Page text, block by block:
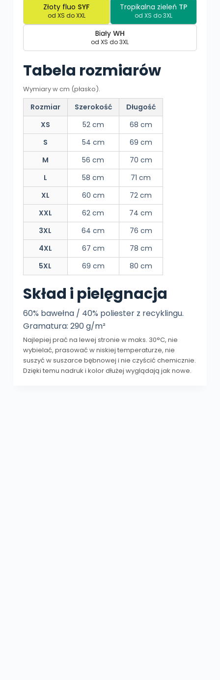
Złoty fluo SYF
od XS do XXL
Tropikalna zieleń TP
od XS do 3XL
Biały WH
od XS do 3XL
Tabela rozmiarów
Wymiary w cm (płasko).
Rozmiar Szerokość
Długość
XS
52 cm
68 cm
S
54 cm
69 cm
M
56 cm
70 cm
L
58 cm
71 cm
XL
60 cm
72 cm
XXL
62 cm
74 cm
3XL
64 cm
76 cm
4XL
67 cm
78 cm
5XL
69 cm 80 cm
Skład i pielęgnacja
60% bawełna / 40% poliester z recyklingu.
Gramatura: 290 g/m²
Najlepiej prać na lewej stronie w maks. 30°C, nie
wybielać, prasować w niskiej temperaturze, nie
suszyć w suszarce bębnowej i nie czyścić chemicznie.
Dzięki temu nadruk i kolor dłużej wyglądają jak nowe.